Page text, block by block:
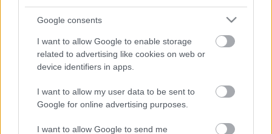
Google consents
I want to allow Google to enable storage
related to advertising like cookies on web or
device identifiers in apps.
I want to allow my user data to be sent to
Google for online advertising purposes.
I want to allow Google to send me
Egy műfajteremtő kísérlet:
Tsúszó Sándor 100 éves T-modellje